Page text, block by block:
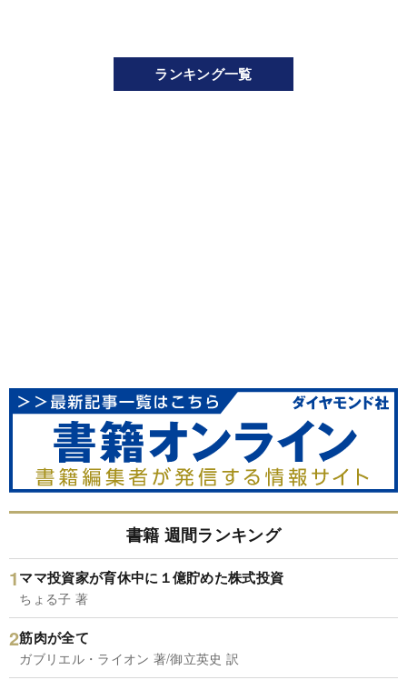
ランキング一覧
書籍 週間ランキング
ママ投資家が育休中に１億貯めた株式投資
ちょる子 著
筋肉が全て
ガブリエル・ライオン 著/御立英史 訳